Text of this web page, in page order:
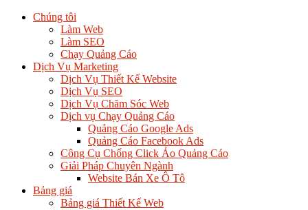
Chúng tôi
Làm Web
Làm SEO
Chạy Quảng Cáo
Dịch Vụ Marketing
Dịch Vụ Thiết Kế Website
Dịch Vụ SEO
Dịch Vụ Chăm Sóc Web
Dịch vụ Chạy Quảng Cáo
Quảng Cáo Google Ads
Quảng Cáo Facebook Ads
Công Cụ Chống Click Ảo Quảng Cáo
Giải Pháp Chuyên Ngành
Website Bán Xe Ô Tô
Bảng giá
Bảng giá Thiết Kế Web